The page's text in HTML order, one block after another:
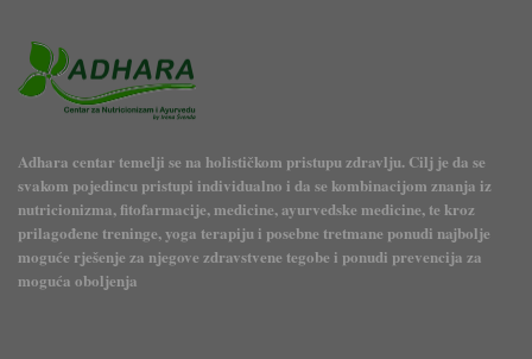
Adhara centar temelji se na holističkom pristupu zdravlju. Cilj je da se
svakom pojedincu pristupi individualno i da se kombinacijom znanja iz
nutricionizma, fitofarmacije, medicine, ayurvedske medicine, te kroz
prilagođene treninge, yoga terapiju i posebne tretmane ponudi najbolje
moguće rješenje za njegove zdravstvene tegobe i ponudi prevencija za
moguća oboljenja